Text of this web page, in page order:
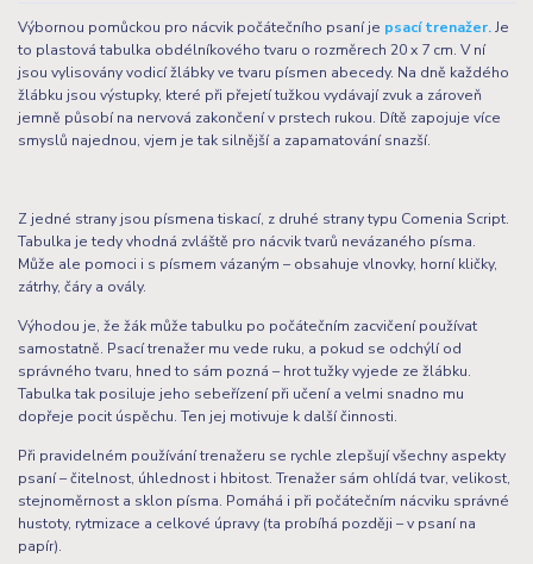
Výbornou pomůckou pro nácvik počátečního psaní je psací trenažer.Je
to plastová tabulka obdélníkového tvaru o rozměrech 20 x 7 cm. V ní
jsou vylisovány vodicí žlábky ve tvaru písmen abecedy. Na dně každého
žlábku jsou výstupky, které při přejetí tužkou vydávají zvuk a zároveň
jemně působí na nervová zakončení v prstech rukou. Dítě zapojuje více
smyslů najednou, vjem je tak silnější a zapamatování snazší.
Z jedné strany jsou písmena tiskací, z druhé strany typu Comenia Script.
Tabulka je tedy vhodná zvláště pro nácvik tvarů nevázaného písma.
Může ale pomoci i s písmem vázaným – obsahuje vlnovky, horní kličky,
zátrhy, čáry a ovály.
Výhodou je, že žák může tabulku po počátečním zacvičení používat
samostatně. Psací trenažer mu vede ruku, a pokud se odchýlí od
správného tvaru, hned to sám pozná – hrot tužky vyjede ze žlábku.
Tabulka tak posiluje jeho sebeřízení při učení a velmi snadno mu
dopřeje pocit úspěchu. Ten jej motivuje k další činnosti.
Při pravidelném používání trenažeru se rychle zlepšují všechny aspekty
psaní – čitelnost, úhlednost i hbitost. Trenažer sám ohlídá tvar, velikost,
stejnoměrnost a sklon písma. Pomáhá i při počátečním nácviku správné
hustoty, rytmizace a celkové úpravy (ta probíhá později – v psaní na
papír).